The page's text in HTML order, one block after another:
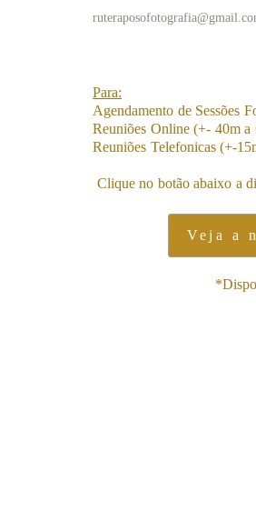
Para:
Agendamento de Sessões
Reuniões Online (+- 40m a
Reuniões Telefonicas (+-
Clique no botão abaixo a
Veja a
*Disponibilidade